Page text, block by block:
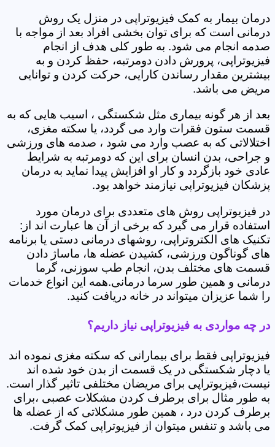
درمان بیمار به کمک فیزیوتراپی در منزل یک روش
درمانی است که برای توان بخشی افراد بعد از مواجه با
صدمه انجام می شود. به طور کلی هدف از انجام
فیزیوتراپی، پرورش دادن دومرتبه، حفظ کردن و به
بیشترین مقدار رساندن کارایی، حرکت کردن و توانایی
مریض می باشد.
بعد از هر گونه بیماری مثل شکستگی ، اسیب هایی که به
قسمت ستون فقرات وارد می گردد، یا سکته مغزی،
اختلالاتی که به عصب وارد می شود ، صدمه های ورزشی
و جراحی، بدن انسان برای این که دومرتبه به شرایط
عادی خود بازگردد و کار او افزایش پیدا نماید به درمان
پزشکان فیزیوتراپی نیازمند خواهد بود.
در فیزیوتراپی روش های متعددی برای درمان مورد
استفاده قرار می گیرد که برخی از آن ها عبارت اند از:
تکنیک های الکتروتراپی، روشهای درمانی دستی یا برنامه
های گوناگون ورزشی، کشیدن عضله ها، ماساژ دادن
قسمت های مختلف بدن، انجام طب سوزنی، گرما
درمانی و همین طور سرما درمانی.همه این انواع خدمات
را شما عزیزان میتواند در خانه دریافت کنید.
در چه مواردی به فیزیوتراپی نیاز داریم؟
فیزیوتراپی فقط برای بیمارانی که سکته مغزی نموده اند
یا دچار شکستگی در یک قسمت از بدن خود شده اند
نیست،فیزیوتراپی برای مریضان مختلفی تاثیر گذار است.
به طور مثال برای برطرف کردن مشکلات عصبی ،برای
برطرف کردن درد ، همین طور مشکلاتی که از عضله ها
می باشد و تنفس میتوان از فیزیوتراپی کمک گرفت.